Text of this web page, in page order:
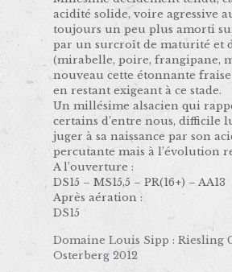
acidité solide, voire agressive
toujours un peu plus amorti
par un surcroît de maturité et
(mirabelle, poire, frangipane,
nouveau cette étonnante
en restant exigeant à ce stade.
Un millésime alsacien qui
certains d’entre nous, difficile
juger à sa naissance par son
percutante mais à l’évolution
A l’ouverture :
DS15 – MS15,5 – PR(16+) – AA13
Après aération :
DS15
Domaine Louis Sipp : Riesling
Osterberg 2012